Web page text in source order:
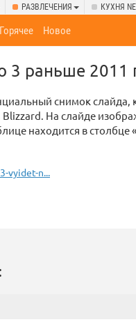
РАЗВЛЕЧЕНИЯ КУХНЯ
Горячее Новое
3 раньше 2011
снимок слайда,
На слайде
находится в
vyidet-n...